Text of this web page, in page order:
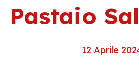
Pastaio
12 Aprile